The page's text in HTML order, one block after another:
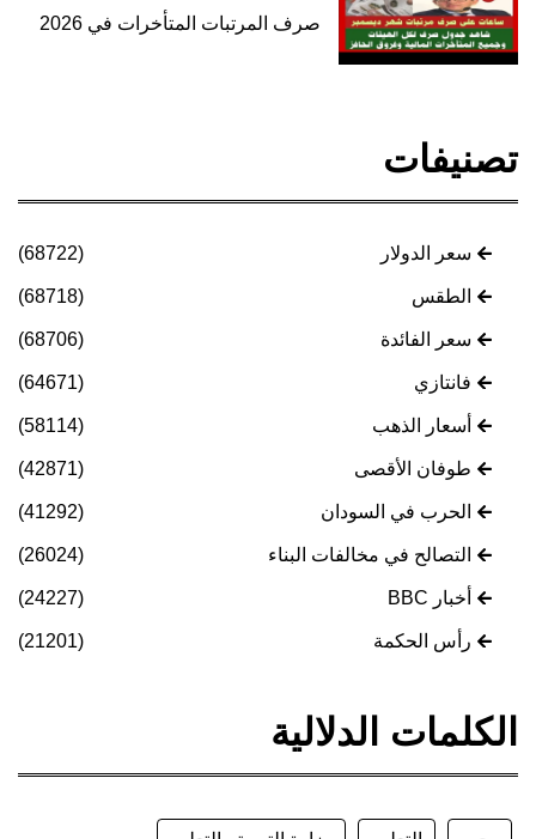
صرف المرتبات المتأخرات في 2026
تصنيفات
سعر الدولار (68722)
الطقس (68718)
سعر الفائدة (68706)
فانتازي (64671)
أسعار الذهب (58114)
طوفان الأقصى (42871)
الحرب في السودان (41292)
التصالح في مخالفات البناء (26024)
أخبار BBC (24227)
رأس الحكمة (21201)
الكلمات الدلالية